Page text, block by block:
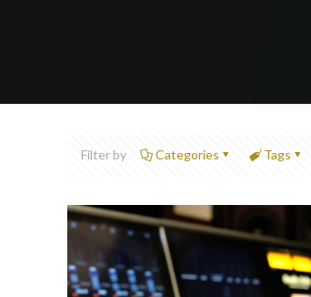
Filter by Categories Tags